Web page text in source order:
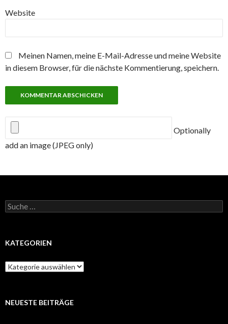
Website
Meinen Namen, meine E-Mail-Adresse und meine Website
in diesem Browser, für die nächste Kommentierung, speichern.
Optionally
add an image (JPEG only)
Suche
nach:
KATEGORIEN
Kategorien
NEUESTE BEITRÄGE